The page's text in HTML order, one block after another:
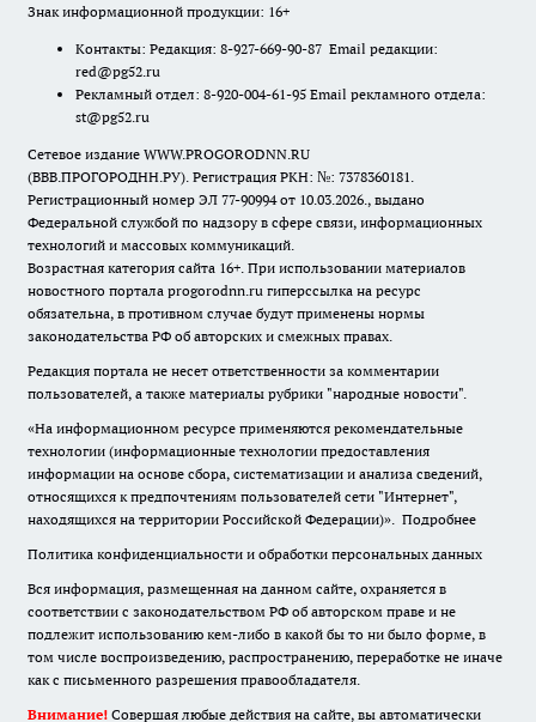
Знак информационной продукции: 16+
Контакты: Редакция: 8-927-669-90-87 Email редакции:
red@pg52.ru
Рекламный отдел: 8-920-004-61-95 Email рекламного отдела:
st@pg52.ru
Сетевое издание WWW.PROGORODNN.RU
(ВВВ.ПРОГОРОДНН.РУ). Регистрация РКН: №: 7378360181.
Регистрационный номер ЭЛ 77-90994 от 10.03.2026., выдано
Федеральной службой по надзору в сфере связи, информационных
технологий и массовых коммуникаций.
Возрастная категория сайта 16+. При использовании материалов
новостного портала progorodnn.ru гиперссылка на ресурс
обязательна, в противном случае будут применены нормы
законодательства РФ об авторских и смежных правах.
Редакция портала не несет ответственности за комментарии
пользователей, а также материалы рубрики "народные новости".
«На информационном ресурсе применяются рекомендательные
технологии (информационные технологии предоставления
информации на основе сбора, систематизации и анализа сведений,
относящихся к предпочтениям пользователей сети "Интернет",
находящихся на территории Российской Федерации)». Подробнее
Политика конфиденциальности и обработки персональных данных
Вся информация, размещенная на данном сайте, охраняется в
соответствии с законодательством РФ об авторском праве и не
подлежит использованию кем-либо в какой бы то ни было форме, в
том числе воспроизведению, распространению, переработке не иначе
как с письменного разрешения правообладателя.
Внимание! Совершая любые действия на сайте, вы автоматически